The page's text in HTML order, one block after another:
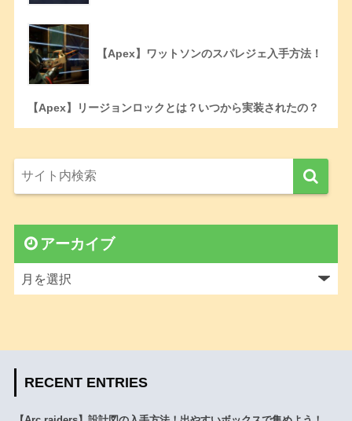
【Apex】ワットソンのスパレジェ入手方法！
【Apex】リージョンロックとは？いつから実装されたの？
アーカイブ
RECENT ENTRIES